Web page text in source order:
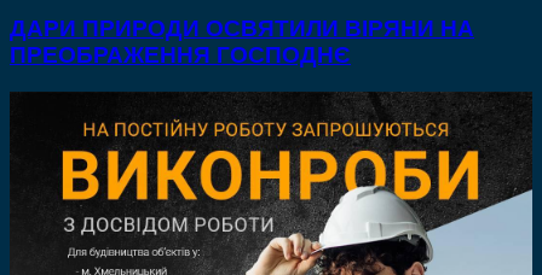
ДАРИ ПРИРОДИ ОСВЯТИЛИ ВІРЯНИ НА
ПРЕОБРАЖЕННЯ ГОСПОДНЄ